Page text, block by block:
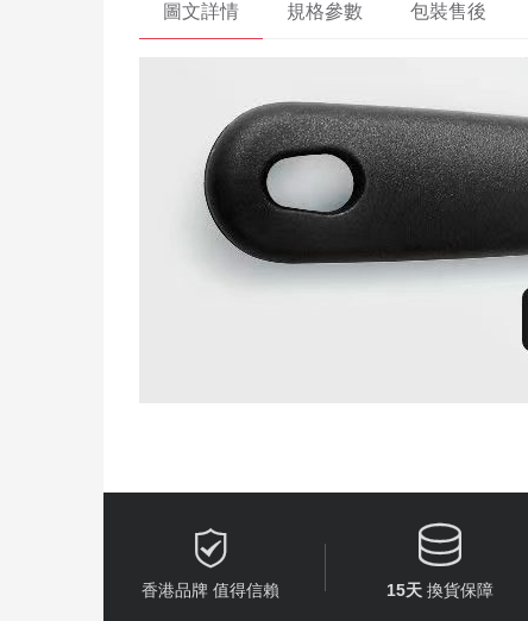
圖文詳情 規格參數 包裝售後

香港品牌 值得信賴

15天 換貨保障